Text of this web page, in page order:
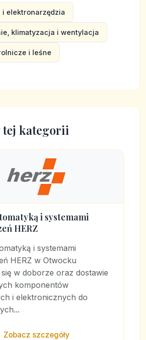
i elektronarzędzia
klimatyzacja i wentylacja
i leśne
tej kategorii
i systemami
HERZ
i systemami
HERZ w Otwocku
w doborze oraz dostawie
komponentów
i elektronicznych do
Zobacz szczegóły